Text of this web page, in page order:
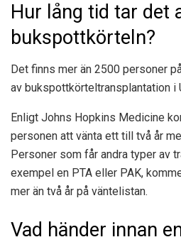
Hur lång tid tar det
bukspottkörteln?
Det finns mer än 2500 personer
av bukspottkörteltransplantation i
Enligt Johns Hopkins Medicine
personen att vänta ett till två år
Personer som får andra typer av
exempel en PTA eller PAK,
mer än två år på väntelistan.
Vad händer innan